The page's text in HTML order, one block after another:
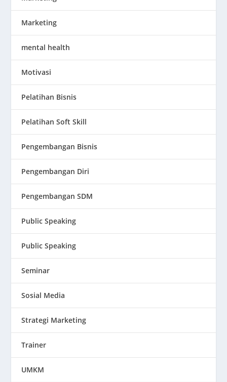
Marketing
mental health
Motivasi
Pelatihan Bisnis
Pelatihan Soft Skill
Pengembangan Bisnis
Pengembangan Diri
Pengembangan SDM
Public Speaking
Public Speaking
Seminar
Sosial Media
Strategi Marketing
Trainer
UMKM